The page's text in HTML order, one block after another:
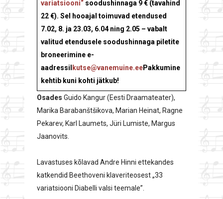
variatsiooni“ soodushinnaga 9 € (tavahind
22 €). Sel hooajal toimuvad etendused
7.02, 8. ja 23.03, 6.04 ning 2.05 – vabalt
valitud etendusele soodushinnaga piletite
broneerimine e-
aadressil kutse@vanemuine.eePakkumine
kehtib kuni kohti jätkub!
Osades Guido Kangur (Eesti Draamateater),
Marika Barabanštšikova, Marian Heinat, Ragne
Pekarev, Karl Laumets, Jüri Lumiste, Margus
Jaanovits.
Lavastuses kõlavad Andre Hinni ettekandes
katkendid Beethoveni klaveriteosest „33
variatsiooni Diabelli valsi teemale”.